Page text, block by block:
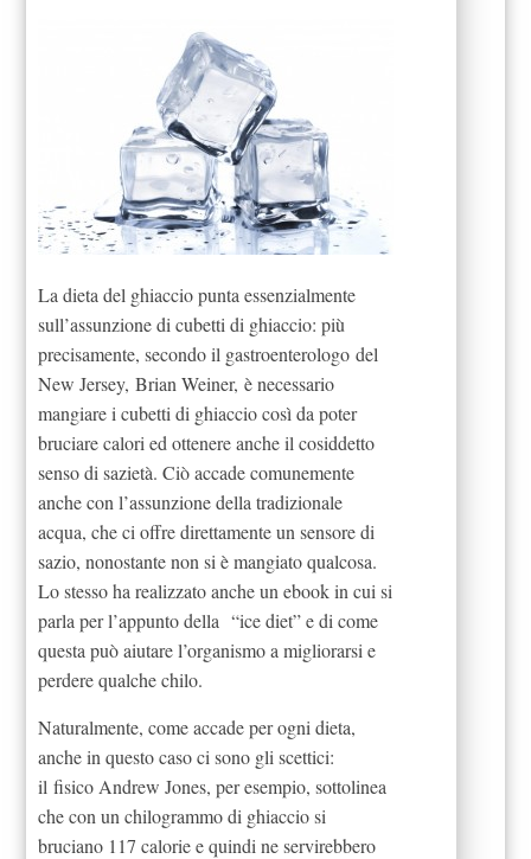
La dieta del ghiaccio punta essenzialmente
sull’assunzione di cubetti di ghiaccio: più
precisamente, secondo il gastroenterologo del
New Jersey, Brian Weiner, è necessario
mangiare i cubetti di ghiaccio così da poter
bruciare calori ed ottenere anche il cosiddetto
senso di sazietà. Ciò accade comunemente
anche con l’assunzione della tradizionale
acqua, che ci offre direttamente un sensore di
sazio, nonostante non si è mangiato qualcosa.
Lo stesso ha realizzato anche un ebook in cui si
parla per l’appunto della “ice diet” e di come
questa può aiutare l’organismo a migliorarsi e
perdere qualche chilo.
Naturalmente, come accade per ogni dieta,
anche in questo caso ci sono gli scettici:
il fisico Andrew Jones, per esempio, sottolinea
che con un chilogrammo di ghiaccio si
bruciano 117 calorie e quindi ne servirebbero